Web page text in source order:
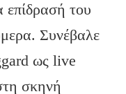
του
Συνέβαλε
ως live
σκηνή